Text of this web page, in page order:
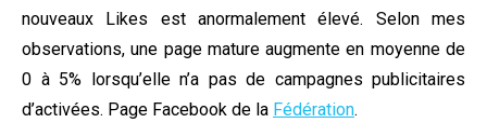
nouveaux Likes est anormalement élevé. Selon mes
observations, une page mature augmente en moyenne de
0 à 5% lorsqu’elle n’a pas de campagnes publicitaires
d’activées. Page Facebook de la Fédération.